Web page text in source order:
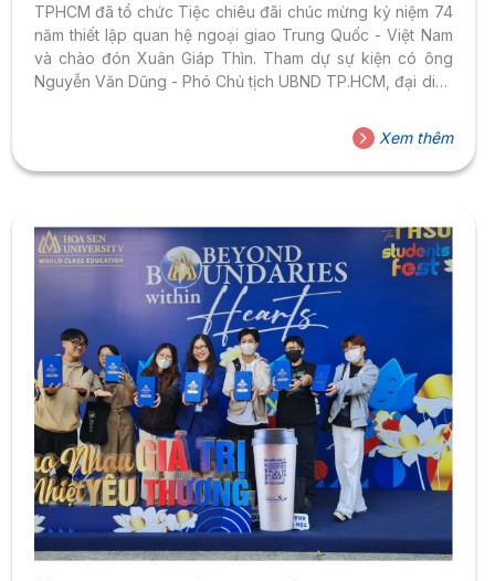
TPHCM đã tổ chức Tiệc chiêu đãi chúc mừng kỷ niệm 74
năm thiết lập quan hệ ngoại giao Trung Quốc - Việt Nam
và chào đón Xuân Giáp Thìn. Tham dự sự kiện có ông
Nguyễn Văn Dũng - Phó Chủ tịch UBND TP.HCM, đại diện
đến từ các lãnh sự đoàn, các đoàn hữu nghị, hiệp hội
doanh nghiệp và doanh nghiệp Trung Quốc, hiệp hội
doanh nghiệp Hồng Kông, đồng bào Hồng Kông - Đài
Xem thêm